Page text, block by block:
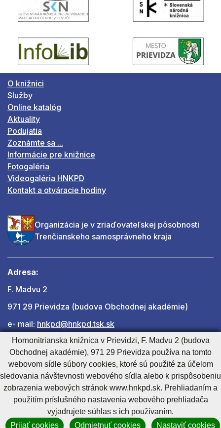
O knižnici
Služby
Online katalóg
Aktuality
Podujatia
Zoznámte sa ...
Informácie pre knižnice
Fotogaléria
Videogaléria HNKPD
Kontakt a otváracie hodiny
Organizácia je v zriaďovateľskej pôsobnosti
Trenčianskeho samosprávneho kraja
Adresa:
F. Madvu 2
971 29 Prievidza (budova Obchodnej akadémie)
e- mail: hnkpd@hnkpd.tsk.sk
Ďalšie kontakty
Cookies nastavenieCookies - viac informáciíVyhlásenie o prístupnosti
Technický prevádzkovateľ
Správca obsahu
GenerujeCMS BUXUS
Hornonitrianska knižnica v Prievidzi, F. Madvu 2 (budova
Obchodnej akadémie), 971 29 Prievidza používa na tomto
webovom sídle súbory cookies, ktoré sú použité za účelom
sledovania návštevnosti webového sídla alebo k prispôsobeniu
zobrazenia webových stránok www.hnkpd.sk. Prehliadaním a
použitím príslušného nastavenia webového prehliadača
vyjadrujete súhlas s ich používaním.
Prijať cookies
Odmietnuť cookies Nastaviť cookies